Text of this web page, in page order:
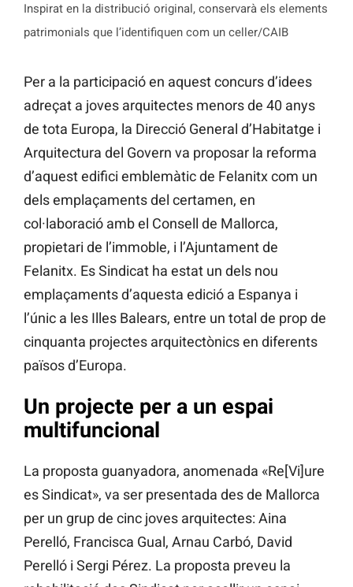
Inspirat en la distribució original, conservarà els elements
patrimonials que l’identifiquen com un celler/CAIB
Per a la participació en aquest concurs d’idees
adreçat a joves arquitectes menors de 40 anys
de tota Europa, la Direcció General d’Habitatge i
Arquitectura del Govern va proposar la reforma
d’aquest edifici emblemàtic de Felanitx com un
dels emplaçaments del certamen, en
col·laboració amb el Consell de Mallorca,
propietari de l’immoble, i l’Ajuntament de
Felanitx. Es Sindicat ha estat un dels nou
emplaçaments d’aquesta edició a Espanya i
l’únic a les Illes Balears, entre un total de prop de
cinquanta projectes arquitectònics en diferents
països d’Europa.
Un projecte per a un espai
multifuncional
La proposta guanyadora, anomenada «Re[Vi]ure
es Sindicat», va ser presentada des de Mallorca
per un grup de cinc joves arquitectes: Aina
Perelló, Francisca Gual, Arnau Carbó, David
Perelló i Sergi Pérez. La proposta preveu la